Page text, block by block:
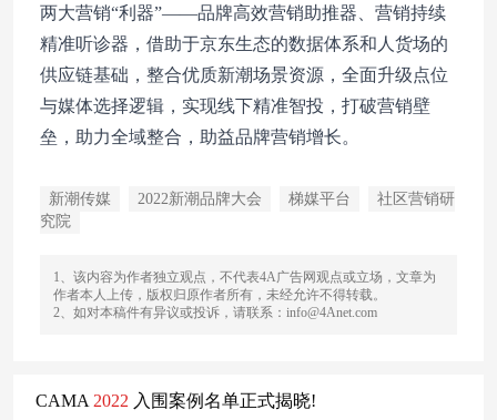
两大营销“利器”——品牌高效营销助推器、营销持续
精准听诊器，借助于京东生态的数据体系和人货场的
供应链基础，整合优质新潮场景资源，全面升级点位
与媒体选择逻辑，实现线下精准智投，打破营销壁
垒，助力全域整合，助益品牌营销增长。
新潮传媒 2022新潮品牌大会 梯媒平台
社区营销研
究院
1、该内容为作者独立观点，不代表4A广告网观点或立场，文章为
作者本人上传，版权归原作者所有，未经允许不得转载。
2、如对本稿件有异议或投诉，请联系：info@4Anet.com
CAMA 2022 入围案例名单正式揭晓!